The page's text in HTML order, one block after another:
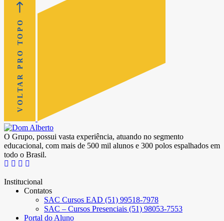
VOLTAR PRO TOPO
O Grupo, possui vasta experiência, atuando no segmento
educacional, com mais de 500 mil alunos e 300 polos espalhados em
todo o Brasil.
Institucional
Contatos
SAC Cursos EAD (51) 99518-7978
SAC – Cursos Presenciais (51) 98053-7553
Portal do Aluno